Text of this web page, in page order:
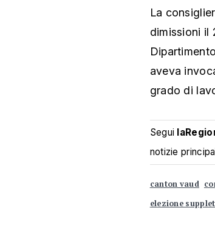
La
dimissioni il
aveva
grado di
Segui
notizie
canton vaud
elezione